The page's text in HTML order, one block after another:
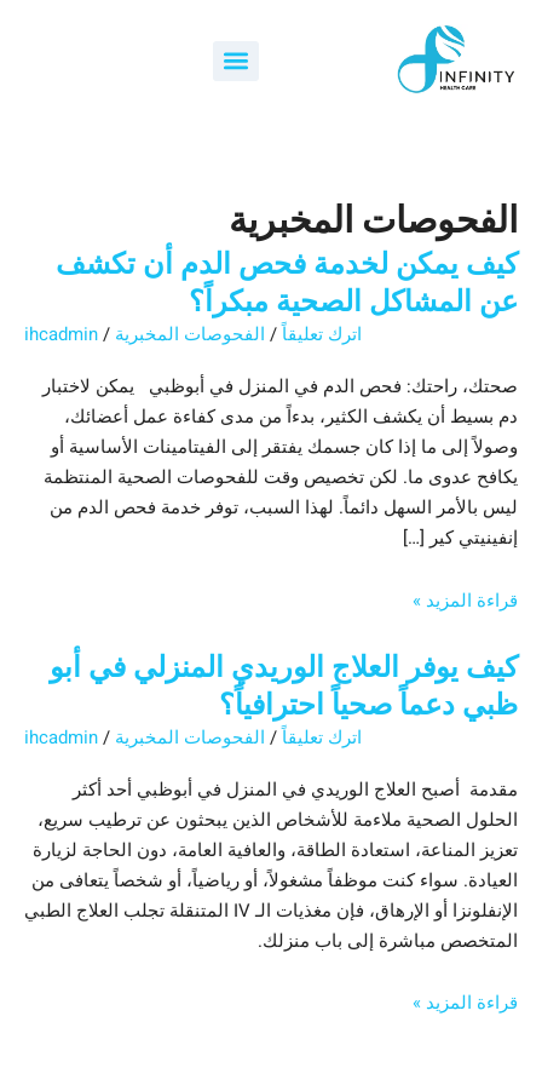
المحتوى
Menu
الفحوصات المخبرية
كيف يمكن لخدمة فحص الدم أن تكشف
عن المشاكل الصحية مبكراً؟
اترك تعليقاً/ الفحوصات المخبرية /
ihcadmin
صحتك، راحتك: فحص الدم في المنزل في أبوظبي يمكن لاختبار
دم بسيط أن يكشف الكثير، بدءاً من مدى كفاءة عمل أعضائك،
وصولاً إلى ما إذا كان جسمك يفتقر إلى الفيتامينات الأساسية أو
يكافح عدوى ما. لكن تخصيص وقت للفحوصات الصحية المنتظمة
ليس بالأمر السهل دائماً. لهذا السبب، توفر خدمة فحص الدم من
إنفينيتي كير […]
لخدمة
عن
المشاكل
الصحية
مبكراً؟
قراءة المزيد »
كيف يوفر العلاج الوريدي المنزلي في أبو
ظبي دعماً صحياً احترافياً؟
اترك تعليقاً/ الفحوصات المخبرية /
ihcadmin
مقدمة أصبح العلاج الوريدي في المنزل في أبوظبي أحد أكثر
الحلول الصحية ملاءمة للأشخاص الذين يبحثون عن ترطيب سريع،
تعزيز المناعة، استعادة الطاقة، والعافية العامة، دون الحاجة لزيارة
العيادة. سواء كنت موظفاً مشغولاً، أو رياضياً، أو شخصاً يتعافى من
الإنفلونزا أو الإرهاق، فإن مغذيات الـ IV المتنقلة تجلب العلاج الطبي
المتخصص مباشرة إلى باب منزلك.
العلاج
ظبي
دعماً
صحياً
احترافياً؟
قراءة المزيد »